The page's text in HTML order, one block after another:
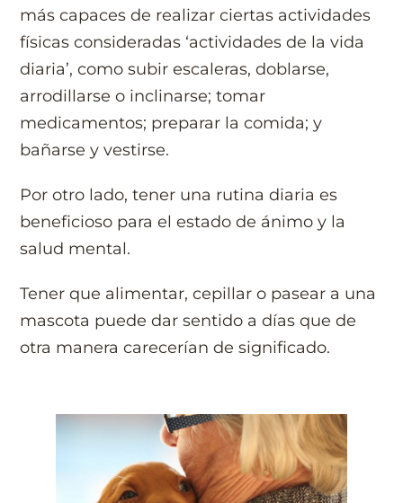
más capaces de realizar ciertas actividades
físicas consideradas ‘actividades de la vida
diaria’, como subir escaleras, doblarse,
arrodillarse o inclinarse; tomar
medicamentos; preparar la comida; y
bañarse y vestirse.
Por otro lado, tener una rutina diaria es
beneficioso para el estado de ánimo y la
salud mental.
Tener que alimentar, cepillar o pasear a una
mascota puede dar sentido a días que de
otra manera carecerían de significado.